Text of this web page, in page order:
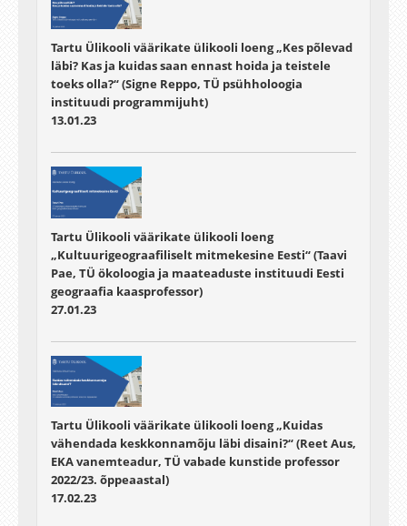
Tartu Ülikooli väärikate ülikooli loeng „Kes põlevad
läbi? Kas ja kuidas saan ennast hoida ja teistele
toeks olla?“ (Signe Reppo, TÜ psühholoogia
instituudi programmijuht)
13.01.23
Tartu Ülikooli väärikate ülikooli loeng
„Kultuurigeograafiliselt mitmekesine Eesti“ (Taavi
Pae, TÜ ökoloogia ja maateaduste instituudi Eesti
geograafia kaasprofessor)
27.01.23
Tartu Ülikooli väärikate ülikooli loeng „Kuidas
vähendada keskkonnamõju läbi disaini?“ (Reet Aus,
EKA vanemteadur, TÜ vabade kunstide professor
2022/23. õppeaastal)
17.02.23